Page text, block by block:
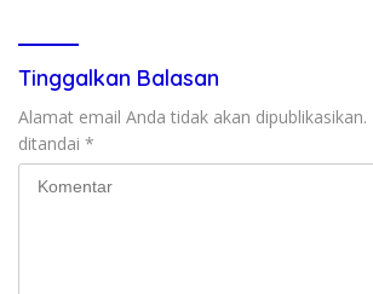
Tinggalkan Balasan
Alamat email Anda tidak akan dipublikasikan.
ditandai *